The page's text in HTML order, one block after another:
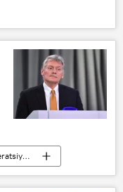
Rossiyaning Donbassdagi maxsus harbiy operatsiyasi